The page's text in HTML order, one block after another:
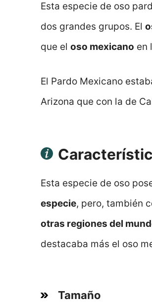
Esta especie de oso
dos grandes grupos. El
que el oso mexicano en
El Pardo Mexicano
Arizona que con la de
Esta especie de oso
especie, pero, también
otras regiones del
destacaba más el oso
Tamaño